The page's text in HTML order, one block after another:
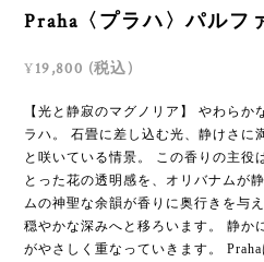
Praha〈プラハ〉パルフ
¥19,800 (税込)
【光と静寂のマグノリア】 やわら
ラハ。 石畳に差し込む光、静けさに
と咲いている情景。 この香りの主役
とった花の透明感を、オリバナムが
ムの神聖な余韻が香りに奥行きを与
穏やかな深みへと移ろいます。 静か
がやさしく重なっていきます。